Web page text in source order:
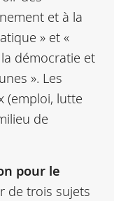
et à la
» et «
démocratie et
». Les
(emploi, lutte
de
pour le
de trois sujets